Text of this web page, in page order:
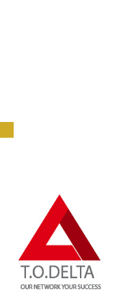
L’uscita di scena di